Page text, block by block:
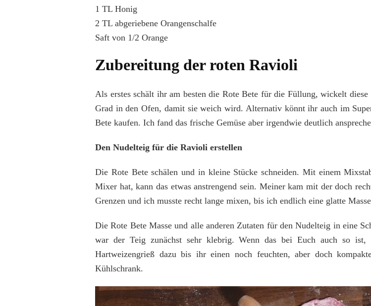
1 TL Honig
2 TL abgeriebene Orangenschalfe
Saft von 1/2 Orange
Zubereitung der roten Ravioli
Als erstes schält ihr am besten die Rote Bete für die Füllung, wickelt
Grad in den Ofen, damit sie weich wird. Alternativ könnt ihr auch im
Bete kaufen. Ich fand das frische Gemüse aber irgendwie deutlich
Den Nudelteig für die Ravioli erstellen
Die Rote Bete schälen und in kleine Stücke schneiden. Mit einem
Mixer hat, kann das etwas anstrengend sein. Meiner kam mit der doch
Grenzen und ich musste recht lange mixen, bis ich endlich eine glatte
Die Rote Bete Masse und alle anderen Zutaten für den Nudelteig in eine
war der Teig zunächst sehr klebrig. Wenn das bei Euch auch so
Hartweizengrieß dazu bis ihr einen noch feuchten, aber doch
Kühlschrank.